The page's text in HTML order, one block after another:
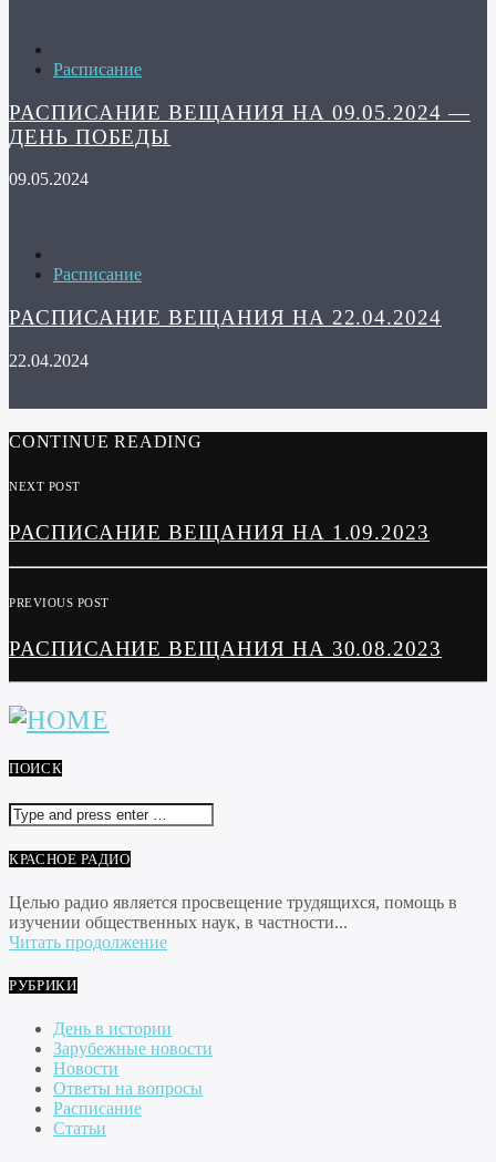
Расписание
РАСПИСАНИЕ ВЕЩАНИЯ НА 09.05.2024 —
ДЕНЬ ПОБЕДЫ
09.05.2024
Расписание
РАСПИСАНИЕ ВЕЩАНИЯ НА 22.04.2024
22.04.2024
CONTINUE READING
NEXT POST
РАСПИСАНИЕ ВЕЩАНИЯ НА 1.09.2023
PREVIOUS POST
РАСПИСАНИЕ ВЕЩАНИЯ НА 30.08.2023
ПОИСК
КРАСНОЕ РАДИО
Целью радио является просвещение трудящихся, помощь в
изучении общественных наук, в частности...
Читать продолжение
РУБРИКИ
День в истории
Зарубежные новости
Новости
Ответы на вопросы
Расписание
Статьи